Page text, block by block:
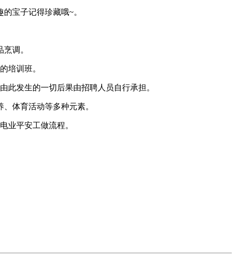
宝子记得珍藏哦~。
调。
培训班。
发生的一切后果由招聘人员自行承担。
体育活动等多种元素。
业平安工做流程。